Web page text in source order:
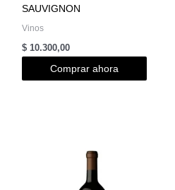
SAUVIGNON
Vinos
$ 10.300,00
Comprar ahora